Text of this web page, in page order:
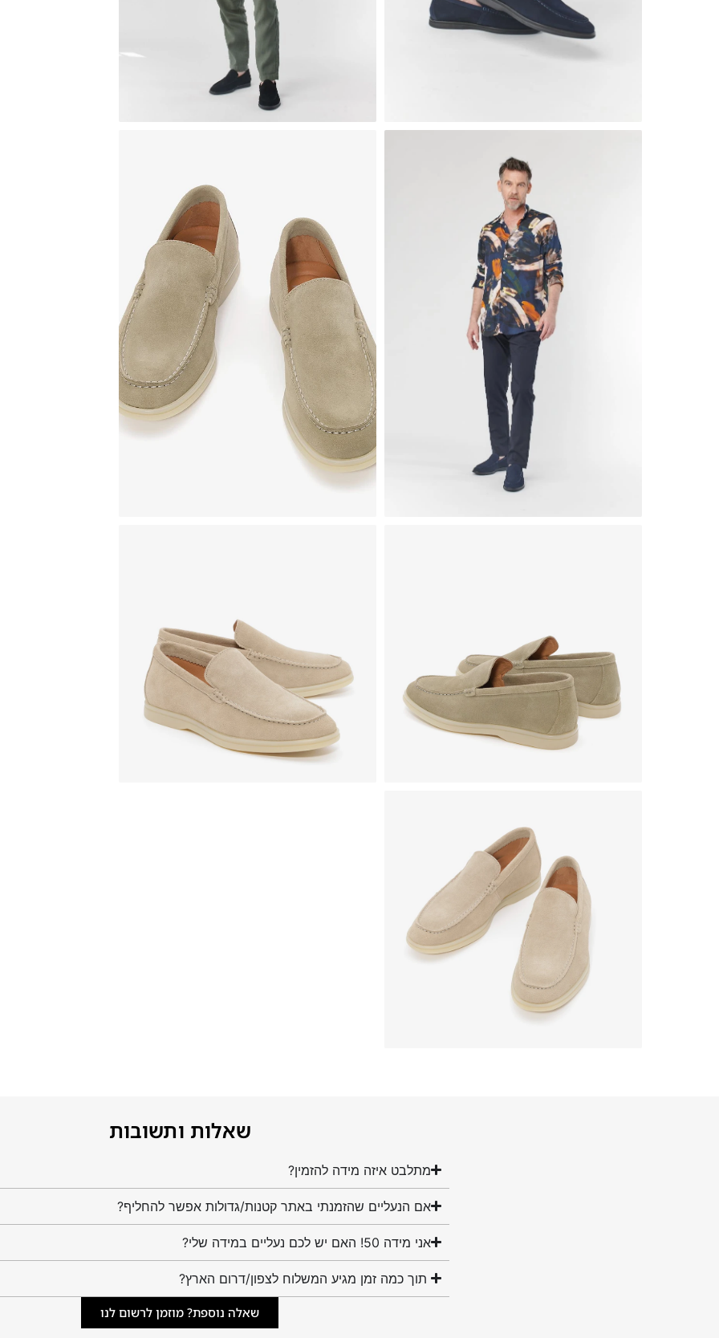
שאלות ותשובות
מתלבט איזה מידה להזמין?
אם הנעליים שהזמנתי באתר קטנות/גדולות אפשר להחליף?
אני מידה 50! האם יש לכם נעליים במידה שלי?
תוך כמה זמן מגיע המשלוח לצפון/דרום הארץ?
שאלה נוספת? מוזמן לרשום לנו